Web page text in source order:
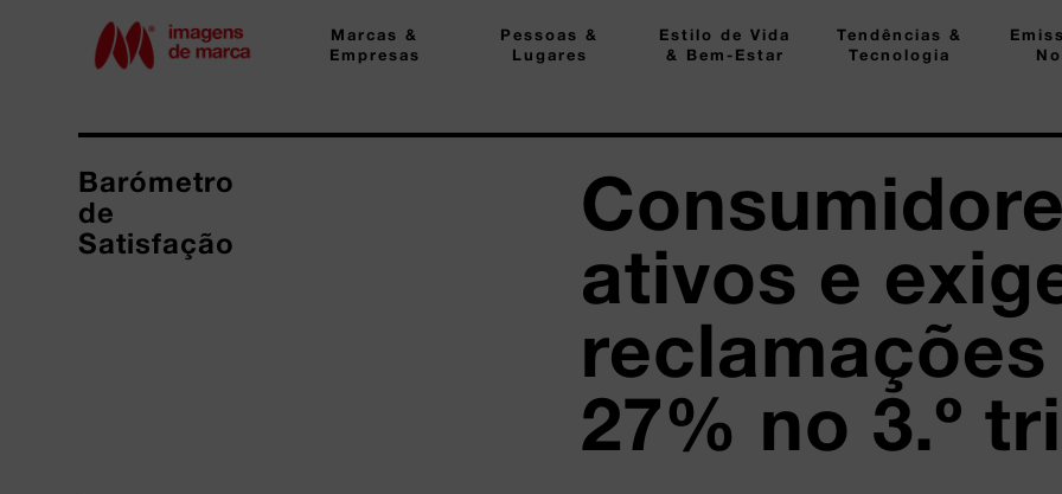
Marcas &
Empresas
Pessoas &
Lugares
Estilo de Vida
& Bem-Estar
Tendências &
Tecnologia
Barómetro
de
Satisfação
ativos e
27% no 3.º